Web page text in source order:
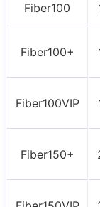
Fiber100
Fiber100+
Fiber100VIP
Fiber150+